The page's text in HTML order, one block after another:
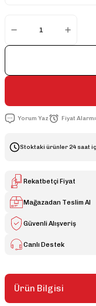
Yorum Yaz Fiyat Alarmı
Stoktaki ürünler 24 saat
Rekatbetçi Fiyat
Mağazadan Teslim Al
Güvenli Alışveriş
Canlı Destek
Ürün Bilgisi